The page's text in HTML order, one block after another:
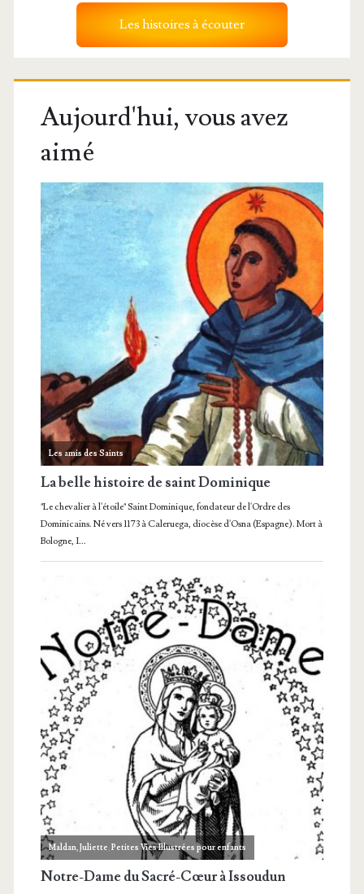
Les histoires à écouter
Aujourd'hui, vous avez
aimé